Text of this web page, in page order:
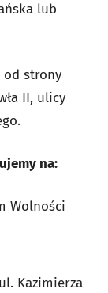
lub
od strony
II, ulicy
na:
Wolności
Kazimierza